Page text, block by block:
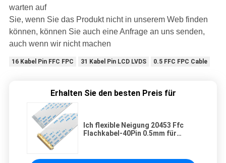
warten auf
Sie, wenn Sie das Produkt nicht in unserem Web finden
können, können Sie auch eine Anfrage an uns senden,
auch wenn wir nicht machen
16 Kabel Pin FFC FPC 31 Kabel Pin LCD LVDS 0.5 FFC FPC Cable
Erhalten Sie den besten Preis für
Ich flexible Neigung 20453 Ffc
Flachkabel-40Pin 0.5mm für